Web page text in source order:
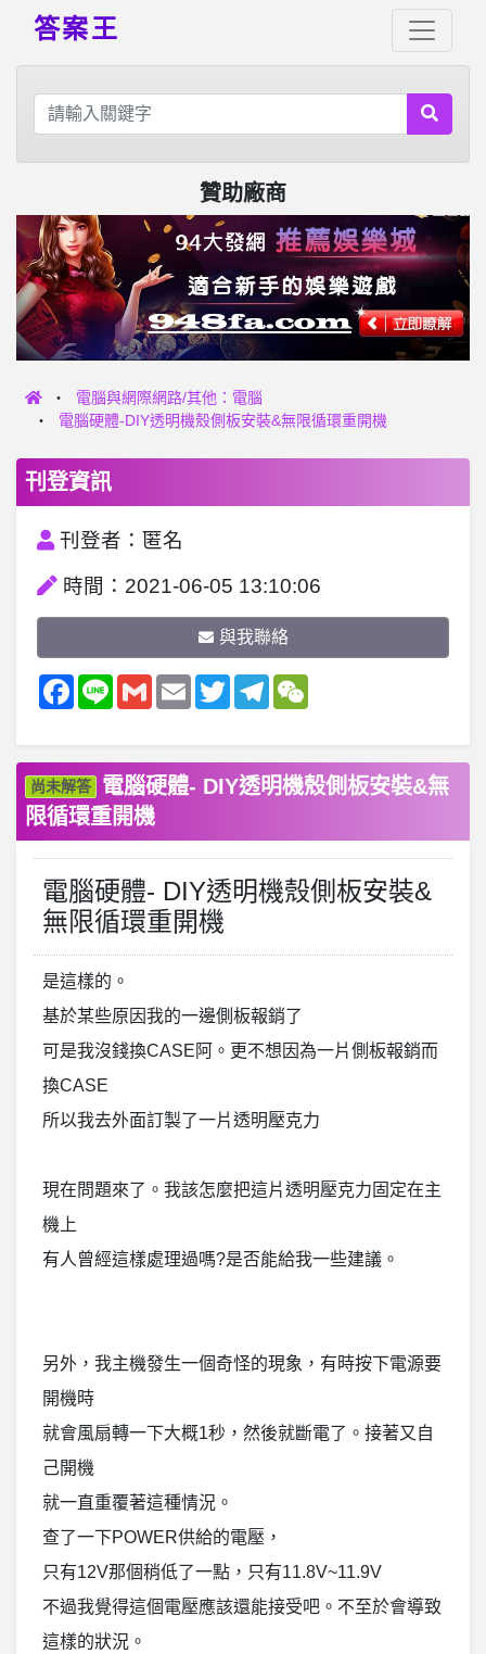
答案王
贊助廠商
電腦與網際網路/其他：電腦
電腦硬體-DIY透明機殼側板安裝&無限循環重開機
刊登資訊
刊登者：匿名
時間：2021-06-05 13:10:06
與我聯絡
Facebook
Line GmailEmail TwitterTelegramWeChat
尚未解答
電腦硬體- DIY透明機殼側板安裝&無
限循環重開機
電腦硬體- DIY透明機殼側板安裝&
無限循環重開機
是這樣的。
基於某些原因我的一邊側板報銷了
可是我沒錢換CASE阿。更不想因為一片側板報銷而
換CASE
所以我去外面訂製了一片透明壓克力
現在問題來了。我該怎麼把這片透明壓克力固定在主
機上
有人曾經這樣處理過嗎?是否能給我一些建議。
另外，我主機發生一個奇怪的現象，有時按下電源要
開機時
就會風扇轉一下大概1秒，然後就斷電了。接著又自
己開機
就一直重覆著這種情況。
查了一下POWER供給的電壓，
只有12V那個稍低了一點，只有11.8V~11.9V
不過我覺得這個電壓應該還能接受吧。不至於會導致
這樣的狀況。